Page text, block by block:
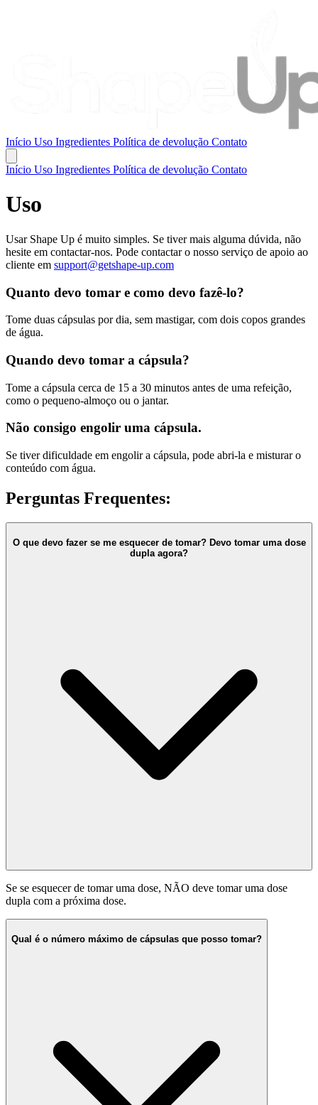
Início Uso Ingredientes Política de devolução Contato
Início Uso Ingredientes Política de devolução Contato
Uso
Usar Shape Up é muito simples. Se tiver mais alguma dúvida, não
hesite em contactar-nos. Pode contactar o nosso serviço de apoio ao
cliente em support@getshape-up.com
Quanto devo tomar e como devo fazê-lo?
Tome duas cápsulas por dia, sem mastigar, com dois copos grandes
de água.
Quando devo tomar a cápsula?
Tome a cápsula cerca de 15 a 30 minutos antes de uma refeição,
como o pequeno-almoço ou o jantar.
Não consigo engolir uma cápsula.
Se tiver dificuldade em engolir a cápsula, pode abri-la e misturar o
conteúdo com água.
Perguntas Frequentes:
O que devo fazer se me esquecer de tomar? Devo tomar uma dose
dupla agora?
Se se esquecer de tomar uma dose, NÃO deve tomar uma dose
dupla com a próxima dose.
Qual é o número máximo de cápsulas que posso tomar?